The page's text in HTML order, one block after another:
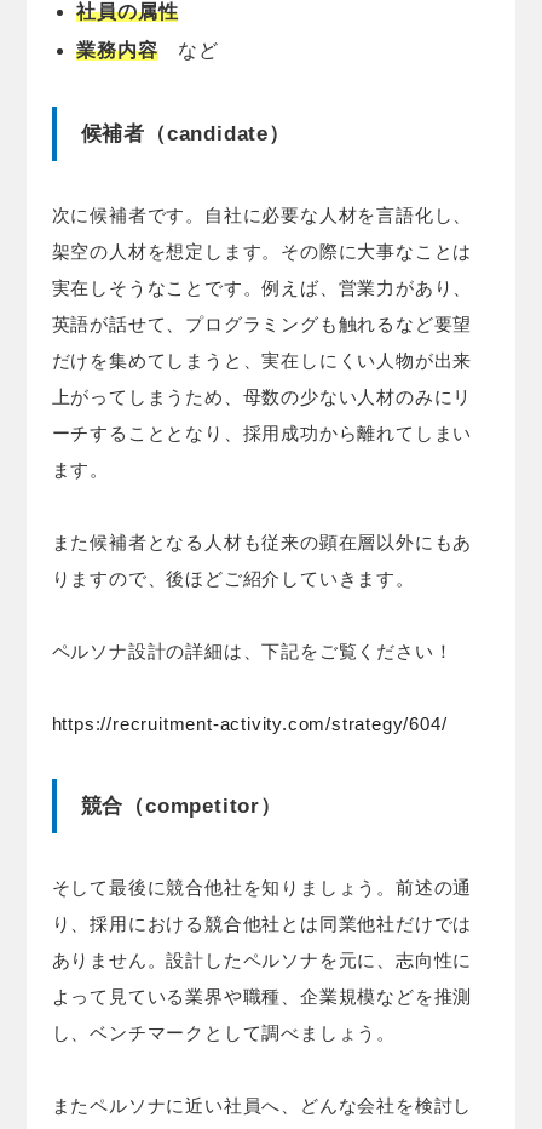
社員の属性
業務内容など
候補者（candidate）
次に候補者です。自社に必要な人材を言語化し、
架空の人材を想定します。その際に大事なことは
実在しそうなことです。例えば、営業力があり、
英語が話せて、プログラミングも触れるなど要望
だけを集めてしまうと、実在しにくい人物が出来
上がってしまうため、母数の少ない人材のみにリ
ーチすることとなり、採用成功から離れてしまい
ます。
また候補者となる人材も従来の顕在層以外にもあ
りますので、後ほどご紹介していきます。
ペルソナ設計の詳細は、下記をご覧ください！
https://recruitment-activity.com/strategy/604/
競合（competitor）
そして最後に競合他社を知りましょう。前述の通
り、採用における競合他社とは同業他社だけでは
ありません。設計したペルソナを元に、志向性に
よって見ている業界や職種、企業規模などを推測
し、ベンチマークとして調べましょう。
またペルソナに近い社員へ、どんな会社を検討し